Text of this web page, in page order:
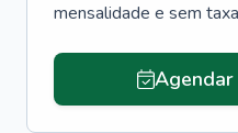
mensalidade e sem